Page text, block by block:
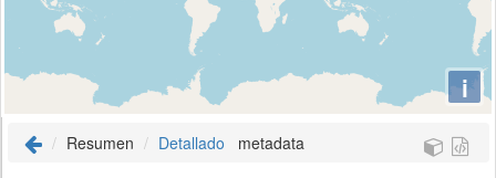
i
Resumen Detallado metadata